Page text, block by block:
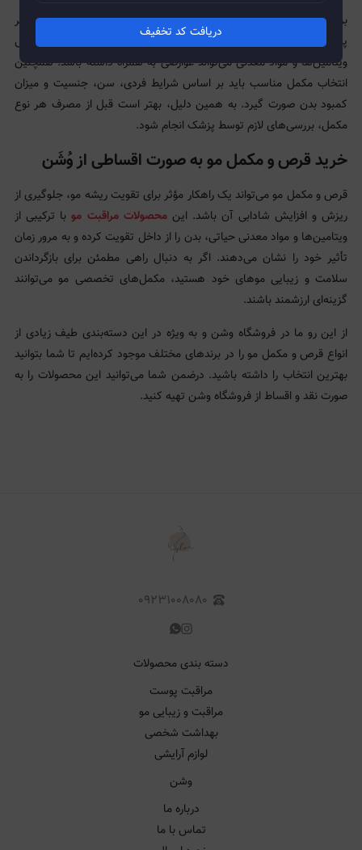
برای دستیابی به بهترین نتیجه، مصرف قرص و مکمل مو باید تحت نظر
پزشک یا مشاور تغذیه انجام شود. چراکه مصرف بیش از حد برخی
ویتامین‌ها و مواد معدنی می‌تواند عوارضی به همراه داشته باشد. همچنین
انتخاب مکمل مناسب باید بر اساس شرایط فردی، سن، جنسیت و میزان
کمبود بدن صورت گیرد. به همین دلیل، بهتر است قبل از مصرف هر نوع
مکمل، بررسی‌های لازم توسط پزشک انجام شود.
خرید قرص و مکمل مو به صورت اقساطی از وُشَن
قرص و مکمل مو می‌تواند یک راهکار مؤثر برای تقویت ریشه مو، جلوگیری از
ریزش و افزایش شادابی آن باشد. اینمحصولات مراقبت موبا ترکیبی از
ویتامین‌ها و مواد معدنی حیاتی، بدن را از داخل تقویت کرده و به مرور زمان
تأثیر خود را نشان می‌دهند. اگر به دنبال راهی مطمئن برای بازگرداندن
سلامت و زیبایی موهای خود هستید، مکمل‌های تخصصی مو می‌توانند
گزینه‌ای ارزشمند باشند.
از این رو ما در فروشگاه وشن و به ویژه در این دسته‌بندی طیف زیادی از
انواع قرص و مکمل مو را در برندهای مختلف موجود کرده‌ایم تا شما بتوانید
بهترین انتخاب را داشته باشید. درضمن شما می‌توانید این محصولات را به
صورت نقد و اقساط از فروشگاه وشن تهیه کنید.
۰۹۲۳۱۰۰۸۰۸۰
دسته بندی محصولات
مراقبت پوست
مراقبت و زیبایی مو
بهداشت شخصی
لوازم آرایشی
وشن
درباره ما
تماس با ما
دریافت کد تخفیف